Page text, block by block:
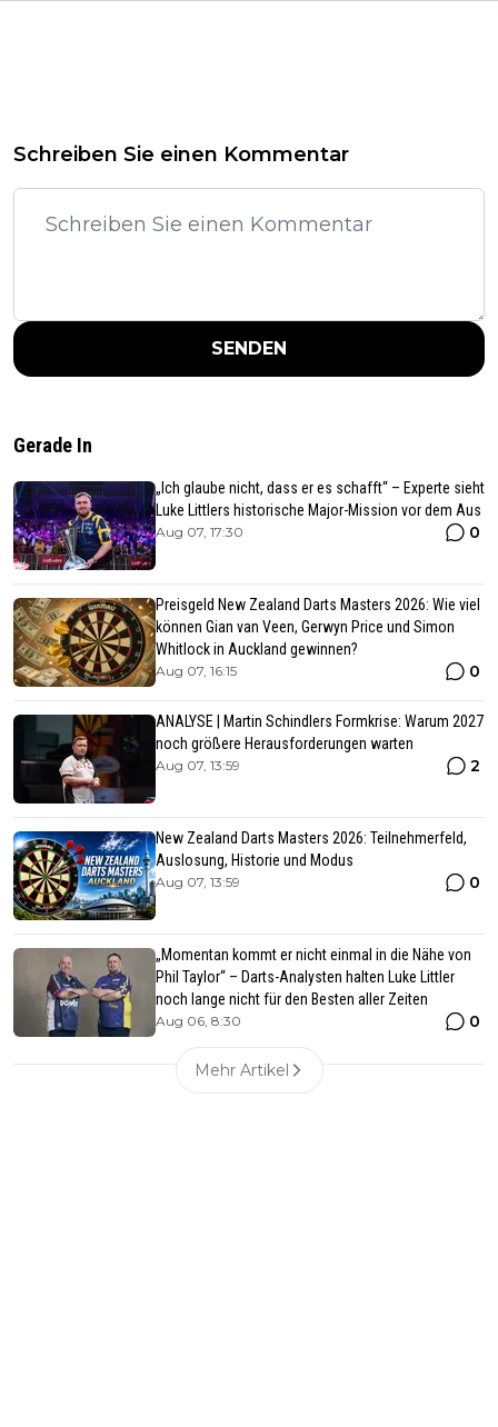
Schreiben Sie einen Kommentar
SENDEN
Gerade In
„Ich glaube nicht, dass er es schafft“ – Experte sieht
Luke Littlers historische Major-Mission vor dem Aus
Aug 07, 17:30 0
Preisgeld New Zealand Darts Masters 2026: Wie viel
können Gian van Veen, Gerwyn Price und Simon
Whitlock in Auckland gewinnen?
Aug 07, 16:15 0
ANALYSE | Martin Schindlers Formkrise: Warum 2027
noch größere Herausforderungen warten
Aug 07, 13:59 2
New Zealand Darts Masters 2026: Teilnehmerfeld,
Auslosung, Historie und Modus
Aug 07, 13:59 0
„Momentan kommt er nicht einmal in die Nähe von
Phil Taylor“ – Darts-Analysten halten Luke Littler
noch lange nicht für den Besten aller Zeiten
Aug 06, 8:30 0
Mehr Artikel